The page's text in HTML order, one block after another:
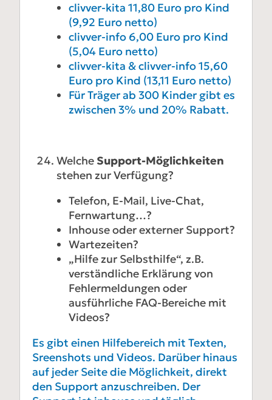
clivver-kita 11,80 Euro pro Kind
(9,92 Euro netto)
clivver-info 6,00 Euro pro Kind
(5,04 Euro netto)
clivver-kita & clivver-info 15,60
Euro pro Kind (13,11 Euro netto)
Für Träger ab 300 Kinder gibt es
zwischen 3% und 20% Rabatt.
Welche Support-Möglichkeiten
stehen zur Verfügung?
Telefon, E-Mail, Live-Chat,
Fernwartung…?
Inhouse oder externer Support?
Wartezeiten?
„Hilfe zur Selbsthilfe“, z.B.
verständliche Erklärung von
Fehlermeldungen oder
ausführliche FAQ-Bereiche mit
Videos?
Es gibt einen Hilfebereich mit Texten,
Sreenshots und Videos. Darüber hinaus
auf jeder Seite die Möglichkeit, direkt
den Support anzuschreiben. Der